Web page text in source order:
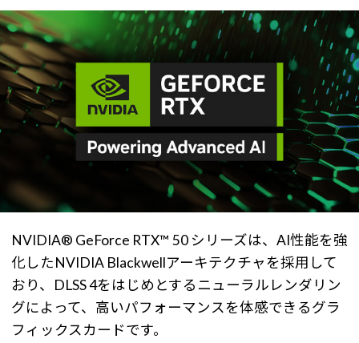
NVIDIA® GeForce RTX™ 50 シリーズは、AI性能を強
化したNVIDIA Blackwellアーキテクチャを採用して
おり、DLSS 4をはじめとするニューラルレンダリン
グによって、高いパフォーマンスを体感できるグラ
フィックスカードです。